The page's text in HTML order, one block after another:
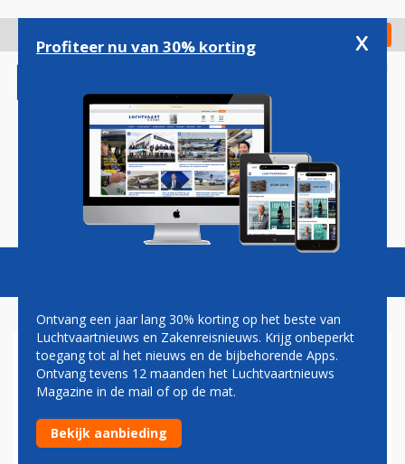
gaan
Check in
Magazine Podcasts Vacatures
AIRBUS SCHEPT DUIZEND
BANEN BIJ DUITSE
AFDELINGEN
Profiteer nu van 30% korting x
Ontvang een jaar lang 30% korting op het beste van
Luchtvaartnieuws en Zakenreisnieuws. Krijg onbeperkt
toegang tot al het nieuws en de bijbehorende Apps.
Ontvang tevens 12 maanden het Luchtvaartnieuws
Magazine in de mail of op de mat.
Bekijk aanbieding